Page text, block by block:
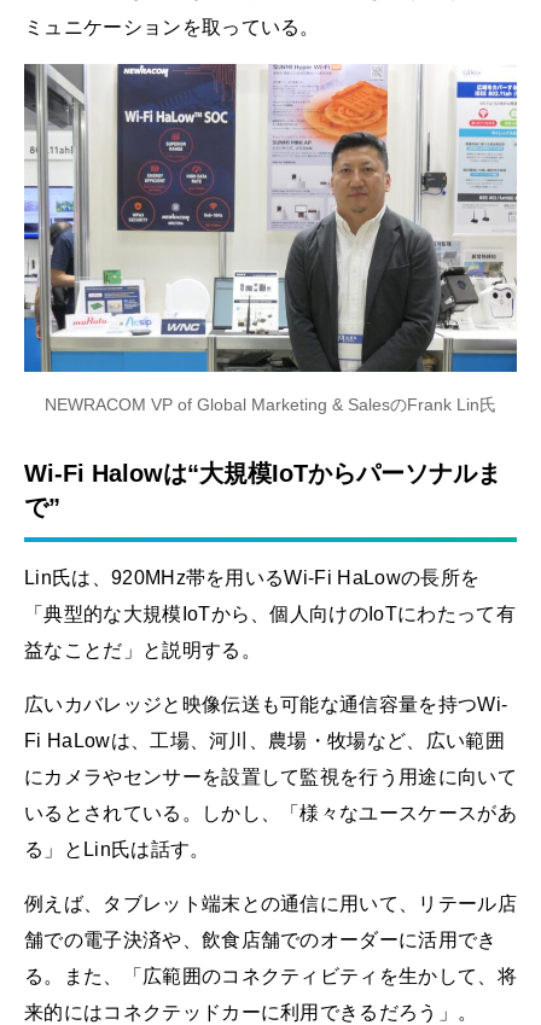
ミュニケーションを取っている。
NEWRACOM VP of Global Marketing & SalesのFrank Lin氏
Wi-Fi Halowは“大規模IoTからパーソナルま
で”
Lin氏は、920MHz帯を用いるWi-Fi HaLowの長所を
「典型的な大規模IoTから、個人向けのIoTにわたって有
益なことだ」と説明する。
広いカバレッジと映像伝送も可能な通信容量を持つWi-
Fi HaLowは、工場、河川、農場・牧場など、広い範囲
にカメラやセンサーを設置して監視を行う用途に向いて
いるとされている。しかし、「様々なユースケースがあ
る」とLin氏は話す。
例えば、タブレット端末との通信に用いて、リテール店
舗での電子決済や、飲食店舗でのオーダーに活用でき
る。また、「広範囲のコネクティビティを生かして、将
来的にはコネクテッドカーに利用できるだろう」。